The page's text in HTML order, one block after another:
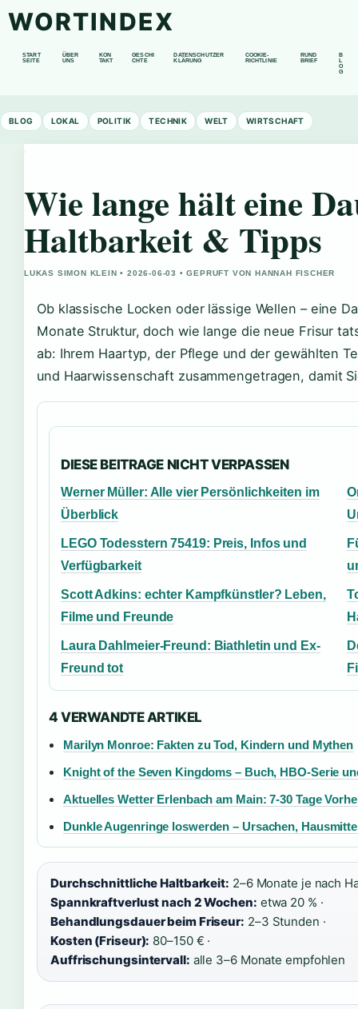
WORTINDEX
START
SEITE
ÜBER
UNS
KON
TAKT
GESCHI
CHTE
DATENSCHUTZER
KLÄRUNG
COOKIE-
RICHTLINIE
RUND
BRIEF
B
O
G
BLOG LOKAL POLITIK TECHNIK WELT WIRTSCHAFT
Wie lange hält eine
Haltbarkeit & Tipps
LUKAS SIMON KLEIN • 2026-06-03 • GEPRUFT VON HANNAH FISCHER
Ob klassische Locken oder lässige Wellen – eine
Monate Struktur, doch wie lange die neue Frisur
ab: Ihrem Haartyp, der Pflege und der gewählten
und Haarwissenschaft zusammengetragen, damit
DIESE BEITRAGE NICHT VERPASSEN
Werner Müller: Alle vier Persönlichkeiten im
Überblick
LEGO Todesstern 75419: Preis, Infos und
Verfügbarkeit
Scott Adkins: echter Kampfkünstler? Leben,
Filme und Freunde
Laura Dahlmeier-Freund: Biathletin und Ex-
Freund tot
4 VERWANDTE ARTIKEL
Marilyn Monroe: Fakten zu Tod, Kindern und Mythen
Knight of the Seven Kingdoms – Buch, HBO-Serie
Aktuelles Wetter Erlenbach am Main: 7-30 Tage
Dunkle Augenringe loswerden – Ursachen,
Durchschnittliche Haltbarkeit: 2–6 Monate je nach
Spannkraftverlust nach 2 Wochen: etwa 20 % ·
Behandlungsdauer beim Friseur: 2–3 Stunden ·
Kosten (Friseur): 80–150 € ·
Auffrischungsintervall: alle 3–6 Monate empfohlen